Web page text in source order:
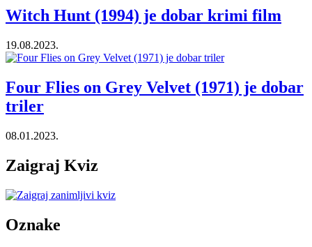
Witch Hunt (1994) je dobar krimi film
19.08.2023.
Four Flies on Grey Velvet (1971) je dobar
triler
08.01.2023.
Zaigraj Kviz
Oznake